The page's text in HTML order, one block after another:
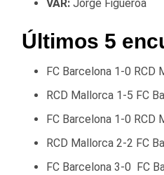
VAR: Jorge Figueroa
Últimos 5
FC Barcelona 1-0 RCD
RCD Mallorca 1-5 FC
FC Barcelona 1-0 RCD
RCD Mallorca 2-2 FC
FC Barcelona 3-0 FC